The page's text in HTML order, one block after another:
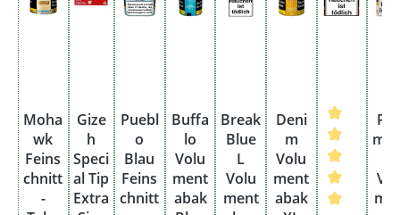
Moha
wk
Feins
chnitt
-
Gize
h
Speci
al Tip
Extra
Puebl
o
Blau
Feins
chnitt
Buffa
lo
Volu
ment
abak
Break
Blue
L
Volu
ment
Deni
m
Volu
ment
abak